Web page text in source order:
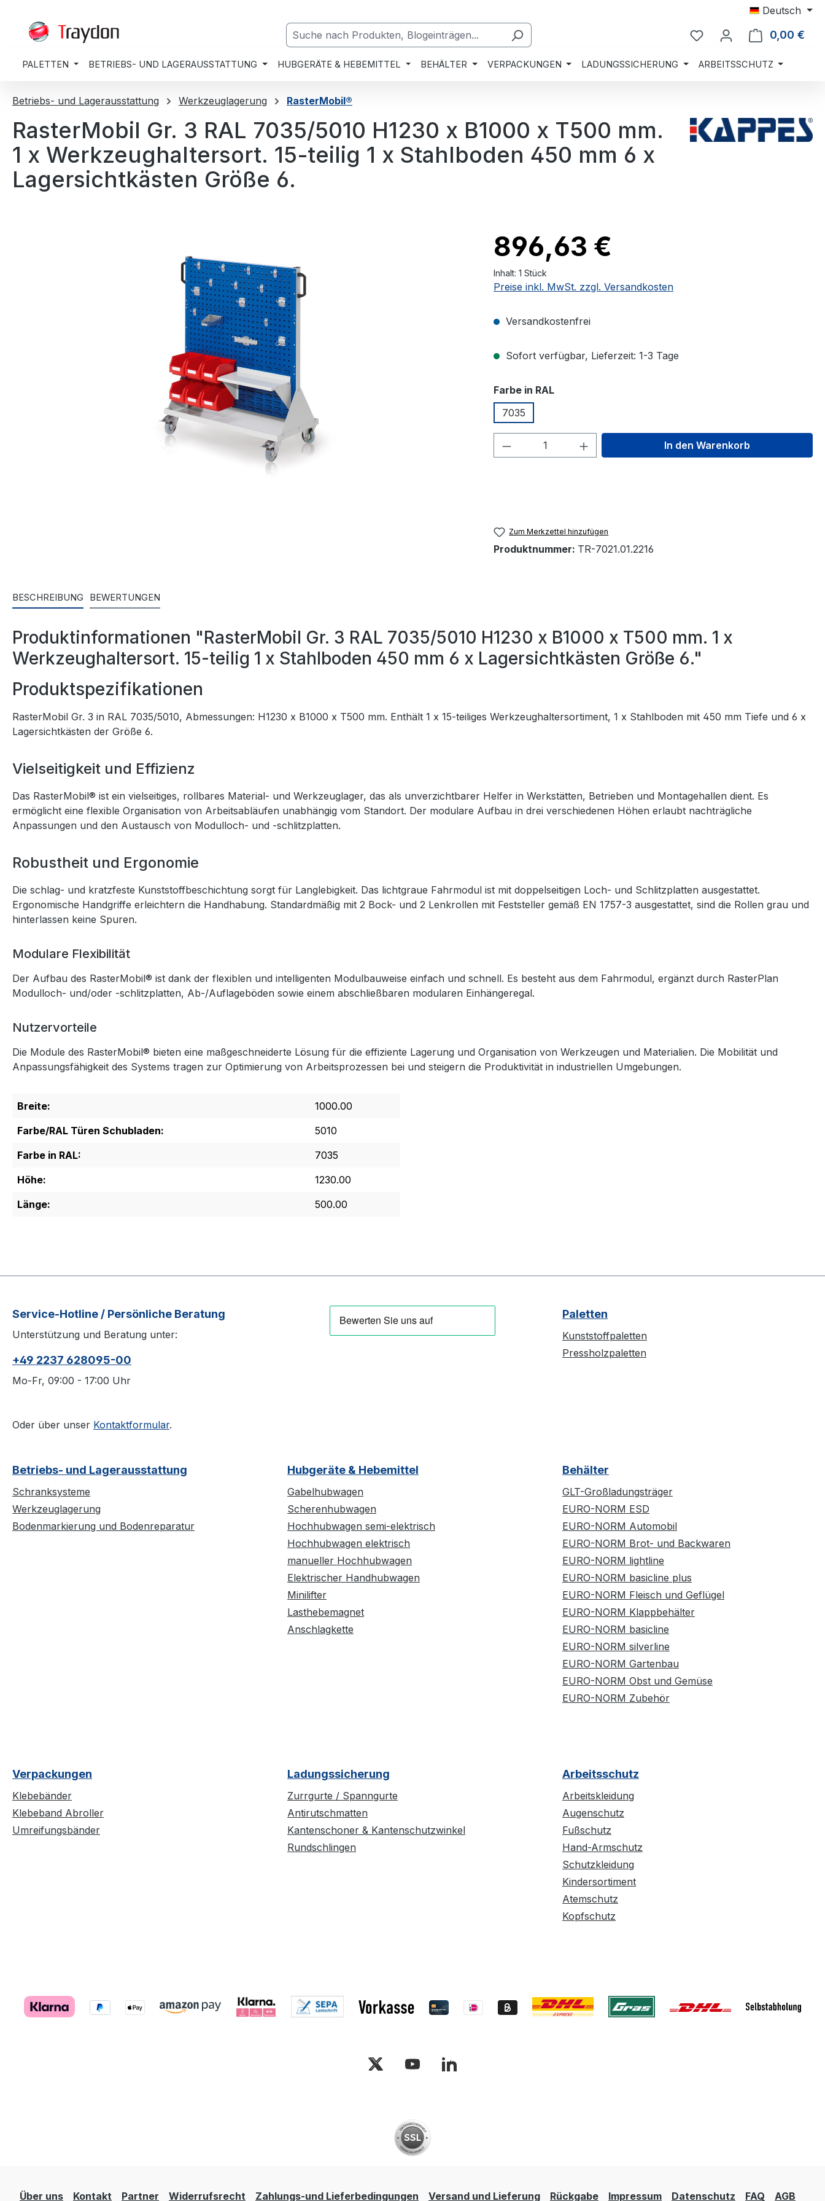
Deutsch
0,00 €
PALETTEN BETRIEBS- UND LAGERAUSSTATTUNG HUBGERÄTE & HEBEMITTEL BEHÄLTER VERPACKUNGEN LADUNGSSICHERUNG ARBEITSSCHUTZ
Betriebs- und Lagerausstattung Werkzeuglagerung RasterMobil®
RasterMobil Gr. 3 RAL 7035/5010 H1230 x B1000 x T500 mm.
1 x Werkzeughaltersort. 15-teilig 1 x Stahlboden 450 mm 6 x
Lagersichtkästen Größe 6.
896,63 €
Inhalt: 1 Stück
Preise inkl. MwSt. zzgl. Versandkosten
Versandkostenfrei
Sofort verfügbar, Lieferzeit: 1-3 Tage
Farbe in RALauswählen
7035
Produkt Anzahl: Gib den gewünschten Wert
In den Warenkorb
Zum Merkzettel hinzufügen
Produktnummer: TR-7021.01.2216
BESCHREIBUNG BEWERTUNGEN
Produktinformationen "RasterMobil Gr. 3 RAL 7035/5010 H1230 x B1000 x T500 mm. 1 x
Werkzeughaltersort. 15-teilig 1 x Stahlboden 450 mm 6 x Lagersichtkästen Größe 6."
Produktspezifikationen
RasterMobil Gr. 3 in RAL 7035/5010, Abmessungen: H1230 x B1000 x T500 mm. Enthält 1 x 15-teiliges Werkzeughaltersortiment, 1 x Stahlboden mit 450 mm Tiefe und 6 x
Lagersichtkästen der Größe 6.
Vielseitigkeit und Effizienz
Das RasterMobil® ist ein vielseitiges, rollbares Material- und Werkzeuglager, das als unverzichtbarer Helfer in Werkstätten, Betrieben und Montagehallen dient. Es
ermöglicht eine flexible Organisation von Arbeitsabläufen unabhängig vom Standort. Der modulare Aufbau in drei verschiedenen Höhen erlaubt nachträgliche
Anpassungen und den Austausch von Modulloch- und -schlitzplatten.
Robustheit und Ergonomie
Die schlag- und kratzfeste Kunststoffbeschichtung sorgt für Langlebigkeit. Das lichtgraue Fahrmodul ist mit doppelseitigen Loch- und Schlitzplatten ausgestattet.
Ergonomische Handgriffe erleichtern die Handhabung. Standardmäßig mit 2 Bock- und 2 Lenkrollen mit Feststeller gemäß EN 1757-3 ausgestattet, sind die Rollen grau und
hinterlassen keine Spuren.
Modulare Flexibilität
Der Aufbau des RasterMobil® ist dank der flexiblen und intelligenten Modulbauweise einfach und schnell. Es besteht aus dem Fahrmodul, ergänzt durch RasterPlan
Modulloch- und/oder -schlitzplatten, Ab-/Auflageböden sowie einem abschließbaren modularen Einhängeregal.
Nutzervorteile
Die Module des RasterMobil® bieten eine maßgeschneiderte Lösung für die effiziente Lagerung und Organisation von Werkzeugen und Materialien. Die Mobilität und
Anpassungsfähigkeit des Systems tragen zur Optimierung von Arbeitsprozessen bei und steigern die Produktivität in industriellen Umgebungen.
Breite:
1000.00
Farbe/RAL Türen Schubladen:
5010
Farbe in RAL:
7035
Höhe:
1230.00
Länge:
500.00
Service-Hotline / Persönliche Beratung
Unterstützung und Beratung unter:
+49 2237 628095-00
Mo-Fr, 09:00 - 17:00 Uhr
Oder über unser Kontaktformular.
Paletten
Kunststoffpaletten
Pressholzpaletten
Betriebs- und Lagerausstattung
Schranksysteme
Werkzeuglagerung
Bodenmarkierung und Bodenreparatur
Hubgeräte & Hebemittel
Gabelhubwagen
Scherenhubwagen
Hochhubwagen semi-elektrisch
Hochhubwagen elektrisch
manueller Hochhubwagen
Elektrischer Handhubwagen
Minilifter
Lasthebemagnet
Anschlagkette
Behälter
GLT-Großladungsträger
EURO-NORM ESD
EURO-NORM Automobil
EURO-NORM Brot- und Backwaren
EURO-NORM lightline
EURO-NORM basicline plus
EURO-NORM Fleisch und Geflügel
EURO-NORM Klappbehälter
EURO-NORM basicline
EURO-NORM silverline
EURO-NORM Gartenbau
EURO-NORM Obst und Gemüse
EURO-NORM Zubehör
Verpackungen
Klebebänder
Klebeband Abroller
Umreifungsbänder
Ladungssicherung
Zurrgurte / Spanngurte
Antirutschmatten
Kantenschoner & Kantenschutzwinkel
Rundschlingen
Arbeitsschutz
Arbeitskleidung
Augenschutz
Fußschutz
Hand-Armschutz
Schutzkleidung
Kindersortiment
Atemschutz
Kopfschutz
Über uns Kontakt Partner Widerrufsrecht Zahlungs-und Lieferbedingungen Versand und Lieferung Rückgabe Impressum Datenschutz FAQ AGB